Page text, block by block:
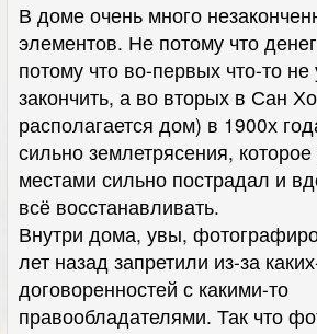
В доме очень много
элементов. Не потому что
потому что во-первых что-то не
закончить, а во вторых в Сан
располагается дом) в 1900х
сильно землетрясения,
местами сильно пострадал и
всё восстанавливать.
Внутри дома, увы,
лет назад запретили из-за
договоренностей с какими-то
правообладателями. Так что